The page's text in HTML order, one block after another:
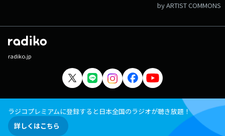
by ARTIST COMMONS
radiko.jp
ラジコプレミアムに登録すると日本全国のラジオが聴き放題！
詳しくはこちら